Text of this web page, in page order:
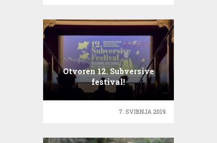
Otvoren 12. Subversive
festival!
7. SVIBNJA 2019.